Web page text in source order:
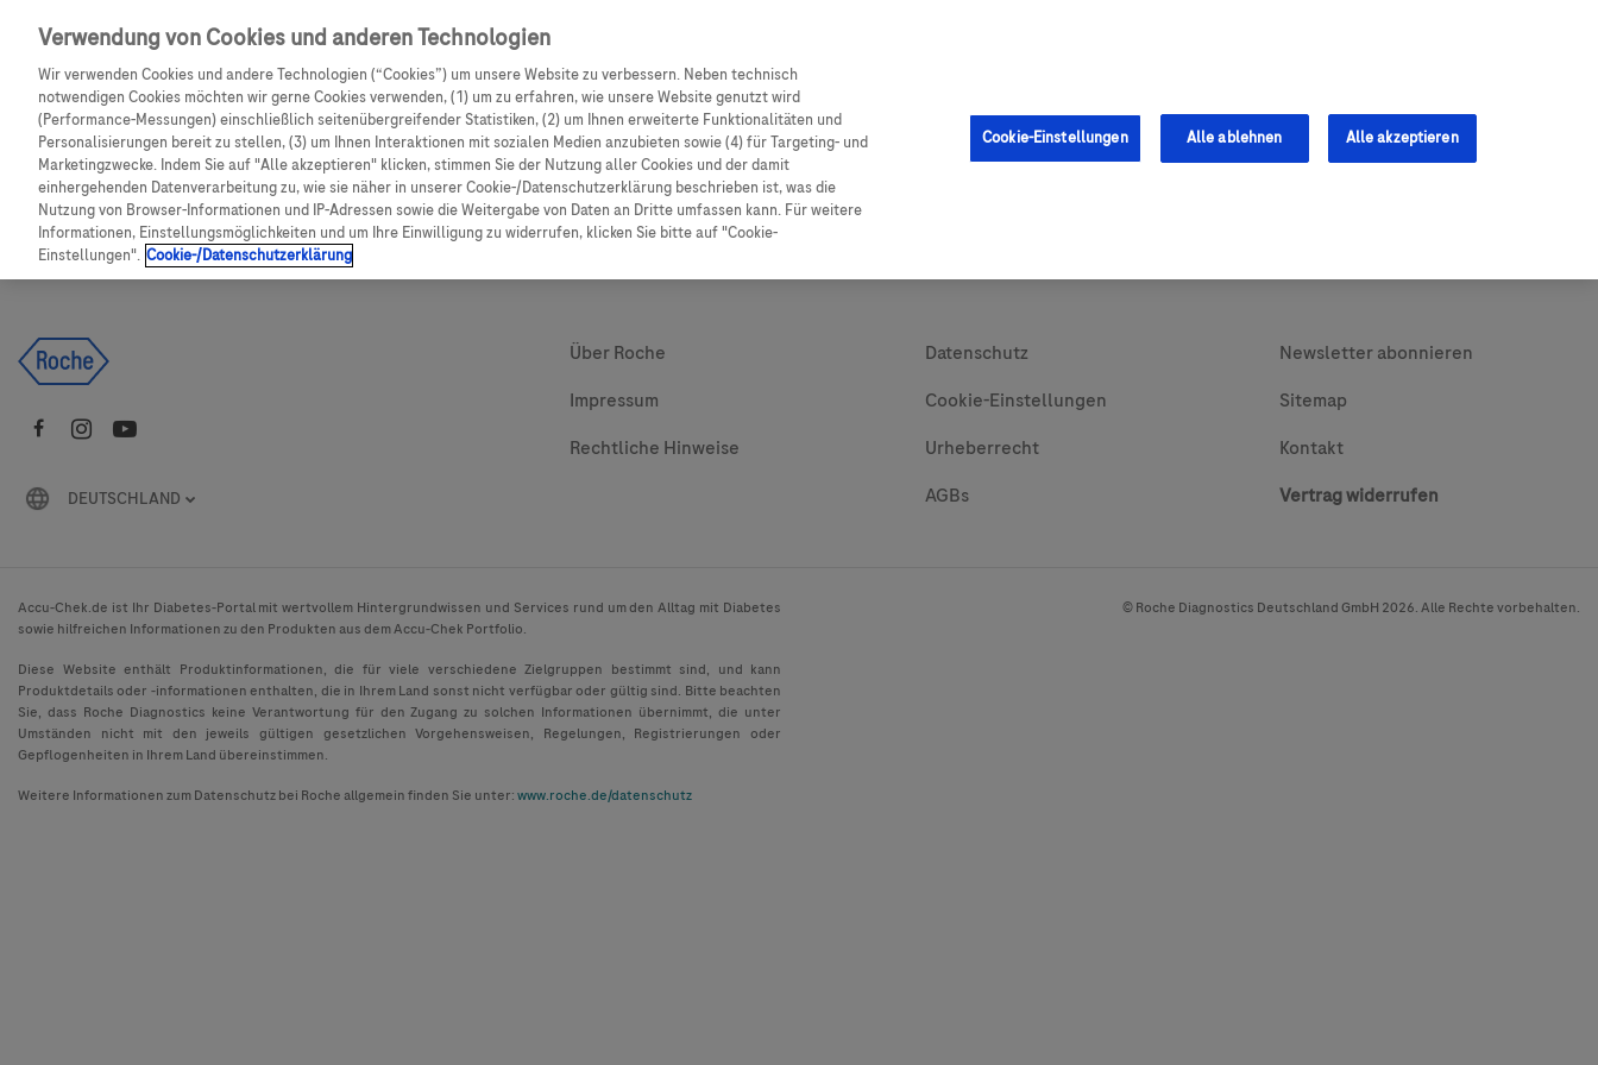
Skip to main content
CGM Testsensor bestellen CGM Sensor Produkte Ratgeber Diabetes
Produkte Artikel
Es tut uns leid, aber es gibt keine Ergebnisse für:
DEUTSCHLAND
Über Roche
Impressum
Rechtliche Hinweise
Datenschutz
Cookie-Einstellungen
Urheberrecht
AGBs
Newsletter abonnieren
Sitemap
Kontakt
Vertrag widerrufen
Accu-Chek.de ist Ihr Diabetes-Portal mit wertvollem Hintergrundwissen und Services rund um den Alltag mit Diabetes
sowie hilfreichen Informationen zu den Produkten aus dem Accu-Chek Portfolio.
Diese Website enthält Produktinformationen, die für viele verschiedene Zielgruppen bestimmt sind, und kann
Produktdetails oder -informationen enthalten, die in Ihrem Land sonst nicht verfügbar oder gültig sind. Bitte beachten
Sie, dass Roche Diagnostics keine Verantwortung für den Zugang zu solchen Informationen übernimmt, die unter
Umständen nicht mit den jeweils gültigen gesetzlichen Vorgehensweisen, Regelungen, Registrierungen oder
Gepflogenheiten in Ihrem Land übereinstimmen.
Weitere Informationen zum Datenschutz bei Roche allgemein finden Sie unter:www.roche.de/datenschutz
© Roche Diagnostics Deutschland GmbH 2026. Alle Rechte vorbehalten.
Verwendung von Cookies und anderen Technologien
Wir verwenden Cookies und andere Technologien (“Cookies”) um unsere Website zu verbessern. Neben technisch
notwendigen Cookies möchten wir gerne Cookies verwenden, (1) um zu erfahren, wie unsere Website genutzt wird
(Performance-Messungen) einschließlich seitenübergreifender Statistiken, (2) um Ihnen erweiterte Funktionalitäten und
Personalisierungen bereit zu stellen, (3) um Ihnen Interaktionen mit sozialen Medien anzubieten sowie (4) für Targeting- und
Marketingzwecke. Indem Sie auf "Alle akzeptieren" klicken, stimmen Sie der Nutzung aller Cookies und der damit
einhergehenden Datenverarbeitung zu, wie sie näher in unserer Cookie-/Datenschutzerklärung beschrieben ist, was die
Nutzung von Browser-Informationen und IP-Adressen sowie die Weitergabe von Daten an Dritte umfassen kann. Für weitere
Informationen, Einstellungsmöglichkeiten und um Ihre Einwilligung zu widerrufen, klicken Sie bitte auf "Cookie-
Einstellungen". Cookie-/Datenschutzerklärung
Cookie-Einstellungen Alle ablehnen Alle akzeptieren